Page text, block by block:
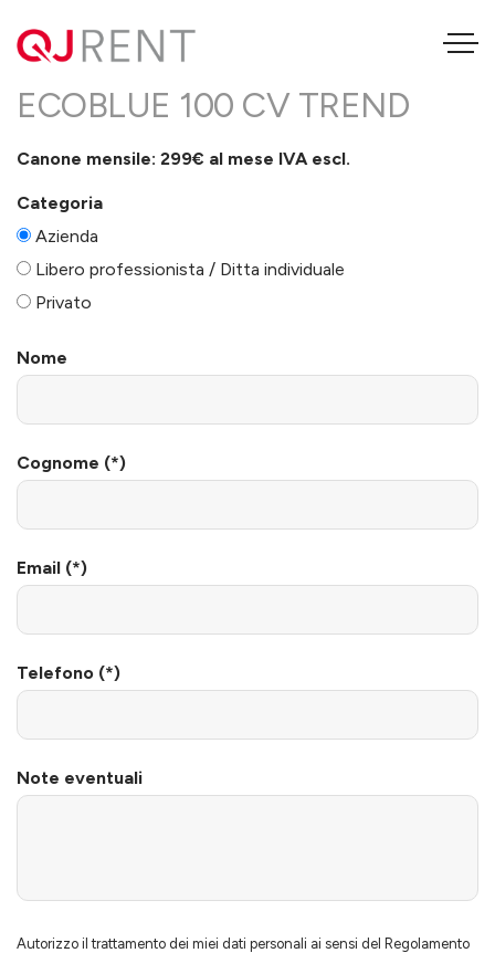
FORD TRANSIT COURIER 1.5
ECOBLUE 100 CV TREND
Canone mensile: 299€ al mese IVA escl.
Categoria
Azienda
Libero professionista / Ditta individuale
Privato
Nome
Cognome (*)
Email (*)
Telefono (*)
Note eventuali
Autorizzo il trattamento dei miei dati personali ai sensi del Regolamento